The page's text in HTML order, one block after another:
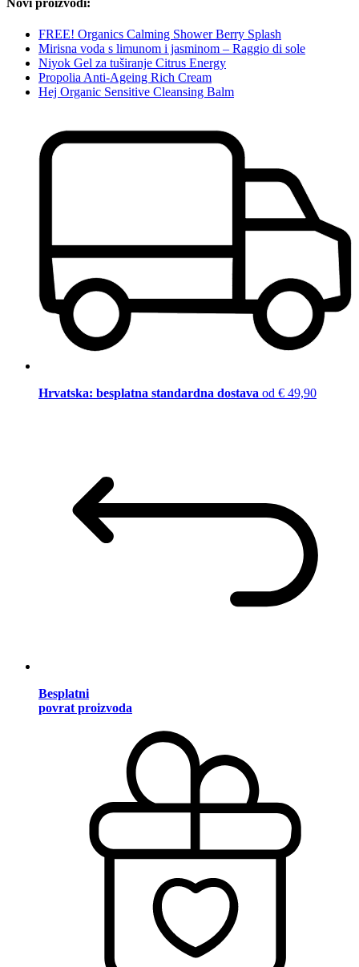
Novi proizvodi:
FREE! Organics Calming Shower Berry Splash
Mirisna voda s limunom i jasminom – Raggio di sole
Niyok Gel za tuširanje Citrus Energy
Propolia Anti-Ageing Rich Cream
Hej Organic Sensitive Cleansing Balm
Hrvatska: besplatna standardna dostava od € 49,90
Besplatni
povrat proizvoda